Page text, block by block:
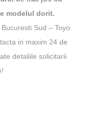
modelul dorit.
Sud – Toyo
in maxim 24 de
detaliile solicitarii